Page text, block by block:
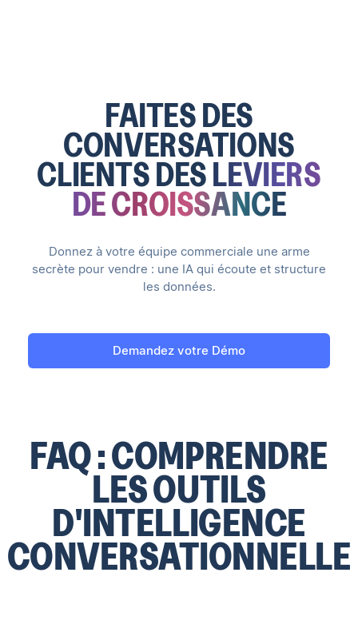
FAITES DES
CONVERSATIONS
CLIENTS DES LEVIERS
DE CROISSANCE
Donnez à votre équipe commerciale une arme
secrète pour vendre : une IA qui écoute et structure
les données.
Demandez votre Démo
FAQ : COMPRENDRE
LES OUTILS
D'INTELLIGENCE
CONVERSATIONNELLE